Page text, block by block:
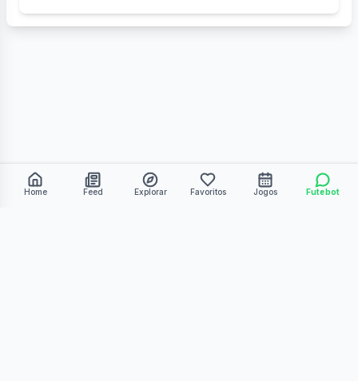
Home Feed Explorar Favoritos Jogos Futebot